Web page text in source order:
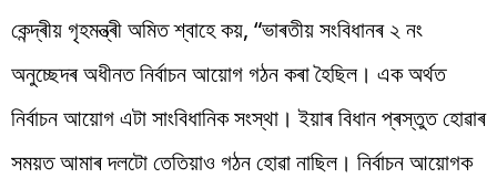
কেন্দ্ৰীয় গৃহমন্ত্ৰী অমিত শ্বাহে কয়, “ভাৰতীয় সংবিধানৰ ২ নং
অনুচ্ছেদৰ অধীনত নিৰ্বাচন আয়োগ গঠন কৰা হৈছিল। এক অৰ্থত
নিৰ্বাচন আয়োগ এটা সাংবিধানিক সংস্থা। ইয়াৰ বিধান প্ৰস্তুত হোৱাৰ
সময়ত আমাৰ দলটো তেতিয়াও গঠন হোৱা নাছিল। নিৰ্বাচন আয়োগক